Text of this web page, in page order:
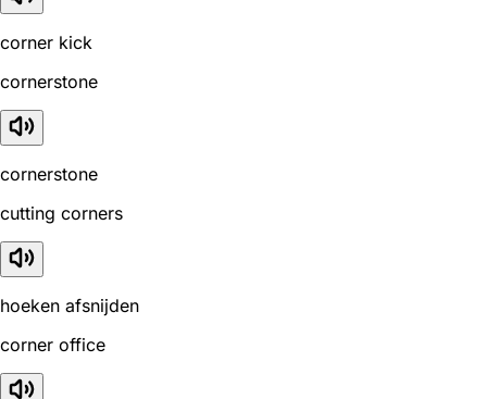
corner kick
cornerstone
cornerstone
cutting corners
hoeken afsnijden
corner office